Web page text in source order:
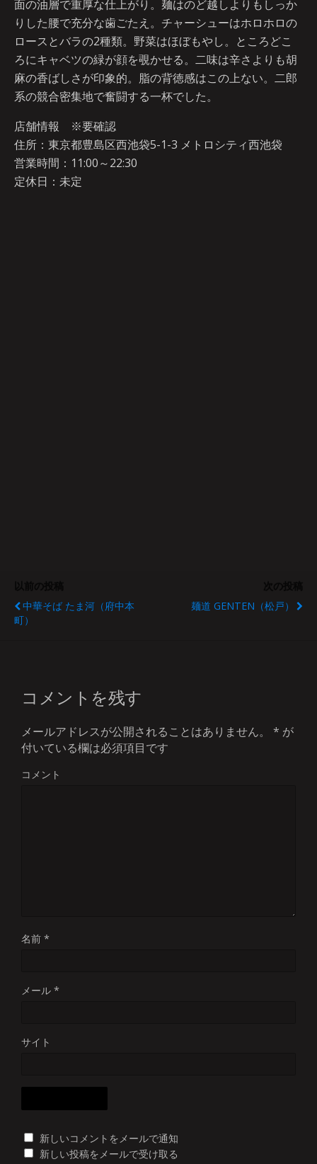
面の油層で重厚な仕上がり。麺はのど越しよりもしっか
りした腰で充分な歯ごたえ。チャーシューはホロホロの
ロースとバラの2種類。野菜はほぼもやし。ところどこ
ろにキャベツの緑が顔を覗かせる。二味は辛さよりも胡
麻の香ばしさが印象的。脂の背徳感はこの上ない。二郎
系の競合密集地で奮闘する一杯でした。
店舗情報 ※要確認
住所：東京都豊島区西池袋5-1-3 メトロシティ西池袋
営業時間：11:00～22:30
定休日：未定
中華そば たま河（府中本
町）
麺道 GENTEN（松戸）
コメントを残す
メールアドレスが公開されることはありません。 * が
付いている欄は必須項目です
コメント
名前 *
メール *
サイト
新しいコメントをメールで通知
新しい投稿をメールで受け取る